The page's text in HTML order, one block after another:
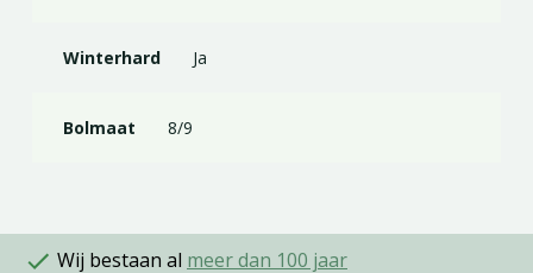
Winterhard Ja
Bolmaat 8/9
Wij bestaan al meer dan 100 jaar